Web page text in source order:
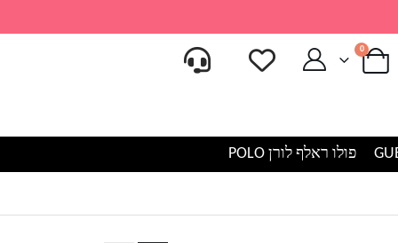
0
פולו ראלף לורן POLO